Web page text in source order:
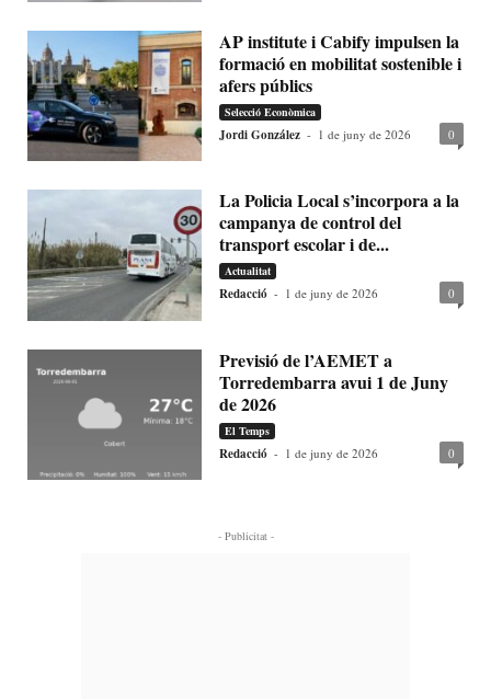
AP institute i Cabify impulsen la
formació en mobilitat sostenible i
afers públics
Selecció Econòmica
Jordi González - 1 de juny de 2026 0
La Policia Local s’incorpora a la
campanya de control del
transport escolar i de...
Actualitat
Redacció - 1 de juny de 2026 0
Previsió de l’AEMET a
Torredembarra avui 1 de Juny
de 2026
El Temps
Redacció - 1 de juny de 2026 0
- Publicitat -